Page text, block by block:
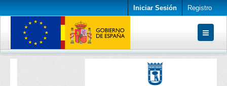
Iniciar Sesión Registro
Conjuntos de datos